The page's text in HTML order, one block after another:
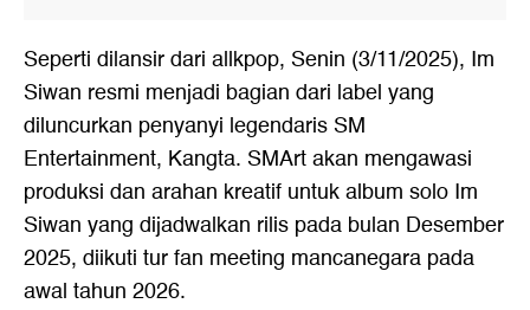
Seperti dilansir dari allkpop, Senin (3/11/2025), Im
Siwan resmi menjadi bagian dari label yang
diluncurkan penyanyi legendaris SM
Entertainment, Kangta. SMArt akan mengawasi
produksi dan arahan kreatif untuk album solo Im
Siwan yang dijadwalkan rilis pada bulan Desember
2025, diikuti tur fan meeting mancanegara pada
awal tahun 2026.